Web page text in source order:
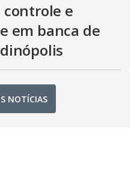
e
em banca de
NOTÍCIAS